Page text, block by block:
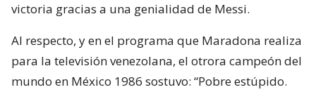
victoria gracias a una genialidad de Messi.
Al respecto, y en el programa que Maradona realiza
para la televisión venezolana, el otrora campeón del
mundo en México 1986 sostuvo: “Pobre estúpido.